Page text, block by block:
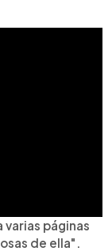
páginas
de ella".